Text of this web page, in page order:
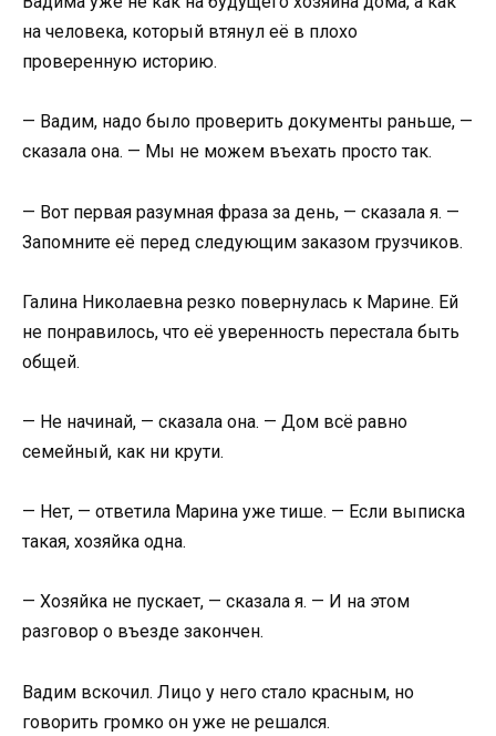
на человека, который втянул её в плохо
проверенную историю.
— Вадим, надо было проверить документы раньше, —
сказала она. — Мы не можем въехать просто так.
— Вот первая разумная фраза за день, — сказала я. —
Запомните её перед следующим заказом грузчиков.
Галина Николаевна резко повернулась к Марине. Ей
не понравилось, что её уверенность перестала быть
общей.
— Не начинай, — сказала она. — Дом всё равно
семейный, как ни крути.
— Нет, — ответила Марина уже тише. — Если выписка
такая, хозяйка одна.
— Хозяйка не пускает, — сказала я. — И на этом
разговор о въезде закончен.
Вадим вскочил. Лицо у него стало красным, но
говорить громко он уже не решался.